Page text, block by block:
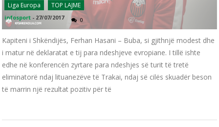
Liga Europa
TOP LAJME
infosport - 27/07/2017 0
Kapiteni i Shkëndijës, Ferhan Hasani – Buba, si gjithnjë modest dhe
i matur në deklaratat e tij para ndeshjeve evropiane. I tillë ishte
edhe në konferencën zyrtare para ndeshjes së turit të tretë
eliminatorë ndaj lituanezëve të Trakai, ndaj së cilës skuadër beson
të marrin një rezultat pozitiv për të